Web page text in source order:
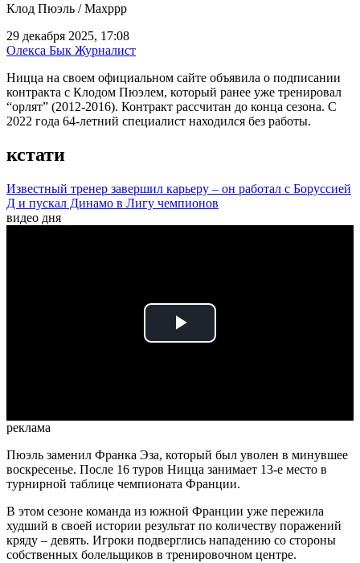
Клод Пюэль / Maxppp
29 декабря 2025, 17:08
Олекса Бык Журналист
Ницца на своем официальном сайте объявила о подписании
контракта с Клодом Пюэлем, который ранее уже тренировал
“орлят” (2012-2016). Контракт рассчитан до конца сезона. С
2022 года 64-летний специалист находился без работы.
кстати
Известный тренер завершил карьеру – он работал с Боруссией
Д и пускал Динамо в Лигу чемпионов
видео дня
Play
реклама
Пюэль заменил Франка Эза, который был уволен в минувшее
воскресенье. После 16 туров Ницца занимает 13-е место в
турнирной таблице чемпионата Франции.
В этом сезоне команда из южной Франции уже пережила
худший в своей истории результат по количеству поражений
кряду – девять. Игроки подверглись нападению со стороны
собственных болельщиков в тренировочном центре.